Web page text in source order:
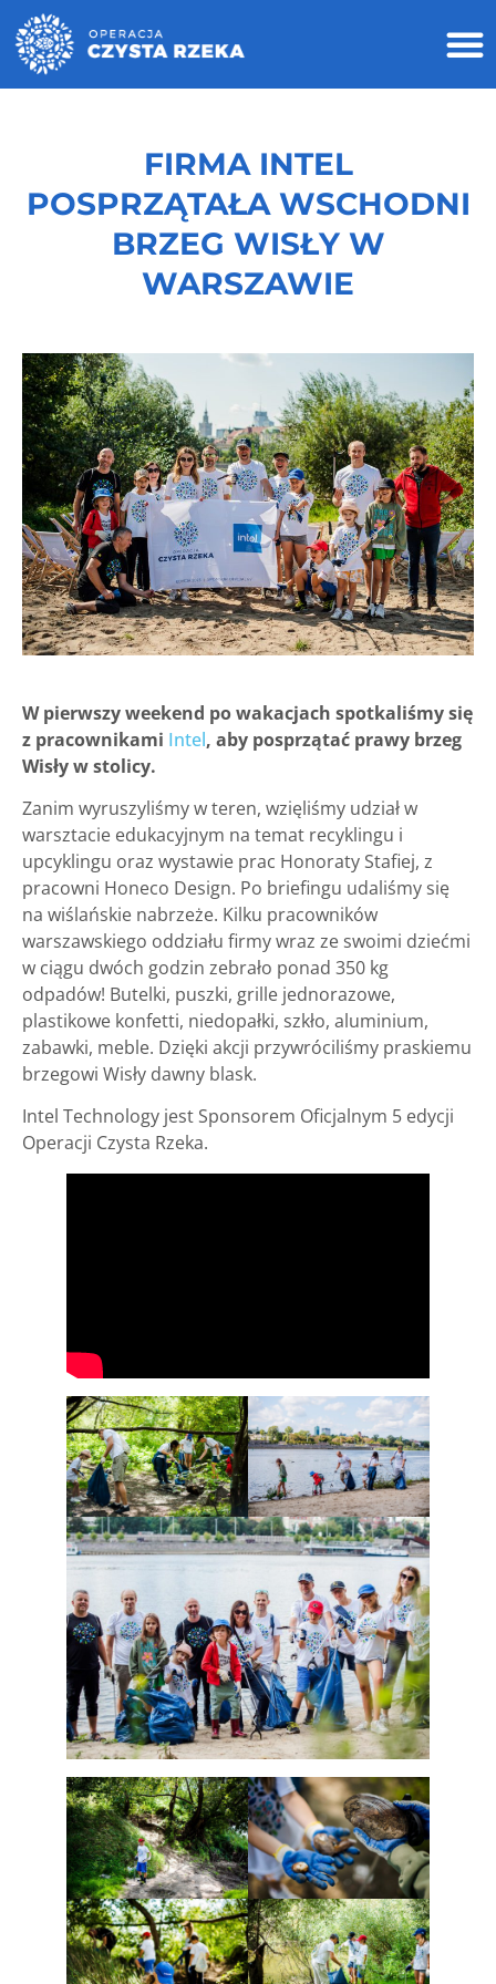
FIRMA INTEL
POSPRZĄTAŁA WSCHODNI
BRZEG WISŁY W
WARSZAWIE
W pierwszy weekend po wakacjach spotkaliśmy się
z pracownikami Intel, aby posprzątać prawy brzeg
Wisły w stolicy.
Zanim wyruszyliśmy w teren, wzięliśmy udział w
warsztacie edukacyjnym na temat recyklingu i
upcyklingu oraz wystawie prac Honoraty Stafiej, z
pracowni Honeco Design. Po briefingu udaliśmy się
na wiślańskie nabrzeże. Kilku pracowników
warszawskiego oddziału firmy wraz ze swoimi dziećmi
w ciągu dwóch godzin zebrało ponad 350 kg
odpadów! Butelki, puszki, grille jednorazowe,
plastikowe konfetti, niedopałki, szkło, aluminium,
zabawki, meble. Dzięki akcji przywróciliśmy praskiemu
brzegowi Wisły dawny blask.
Intel Technology jest Sponsorem Oficjalnym 5 edycji
Operacji Czysta Rzeka.